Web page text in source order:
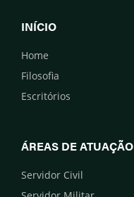
INÍCIO
Home
Filosofia
Escritórios
ÁREAS DE ATUAÇÃO
Servidor Civil